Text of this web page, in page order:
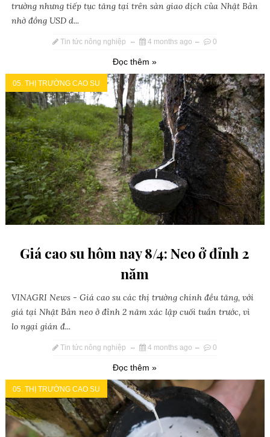
trường nhưng tiếp tục tăng tại trên sàn giao dịch của Nhật Bản
nhờ đồng USD d...
Tin tức nông nghiệp 4 months ago 0
Đọc thêm »
05. THỊ TRƯỜNG CAO SU
Giá cao su hôm nay 8/4: Neo ở đỉnh 2
năm
VINAGRI News - Giá cao su các thị trường chính đều tăng, với
giá tại Nhật Bản neo ở đỉnh 2 năm xác lập cuối tuần trước, vì
lo ngại gián đ...
Tin tức nông nghiệp 4 months ago 0
Đọc thêm »
05. THỊ TRƯỜNG CAO SU